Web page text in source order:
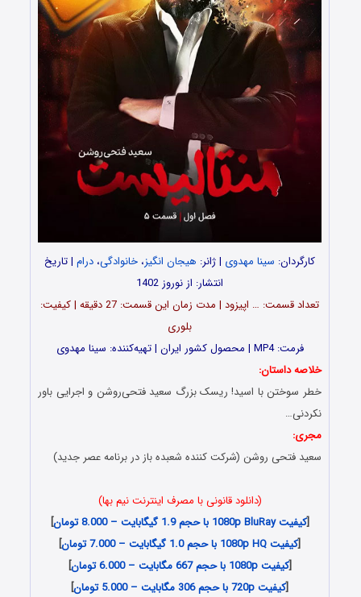
کارگردان: سینا مهدوی | ژانر: هیجان انگیز، خانوادگی، درام | تاریخ
انتشار: از نوروز 1402
تعداد قسمت‌: … اپیزود | مدت زمان این قسمت: 27 دقیقه | کیفیت:
بلوری
فرمت: MP4 | محصول کشور ایران | تهیه‌کننده: سینا مهدوی
خلاصه داستان:
خطر سوختن با اسید! ریسک بزرگ سعید فتحی‌روشن و اجرایی باور
نکردنی…
مجری:
سعید فتحی روشن (شرکت کننده شعبده باز در برنامه عصر جدید)
(دانلود قانونی با مصرف اینترنت نیم بها)
[کیفیت 1080p BluRay با حجم 1.9 گیگابایت – 8.000 تومان
]
[کیفیت 1080p HQ با حجم 1.0 گیگابایت – 7.000 تومان
]
[کیفیت 1080p با حجم 667 مگابایت – 6.000 تومان
]
[کیفیت 720p با حجم 306 مگابایت – 5.000 تومان
]